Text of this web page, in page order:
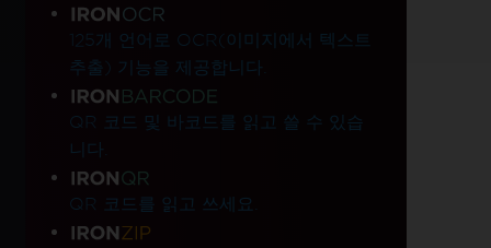
125개 언어로 OCR(이미지에서 텍스트
추출) 기능을 제공합니다.
QR 코드 및 바코드를 읽고 쓸 수 있습
니다.
QR 코드를 읽고 쓰세요.